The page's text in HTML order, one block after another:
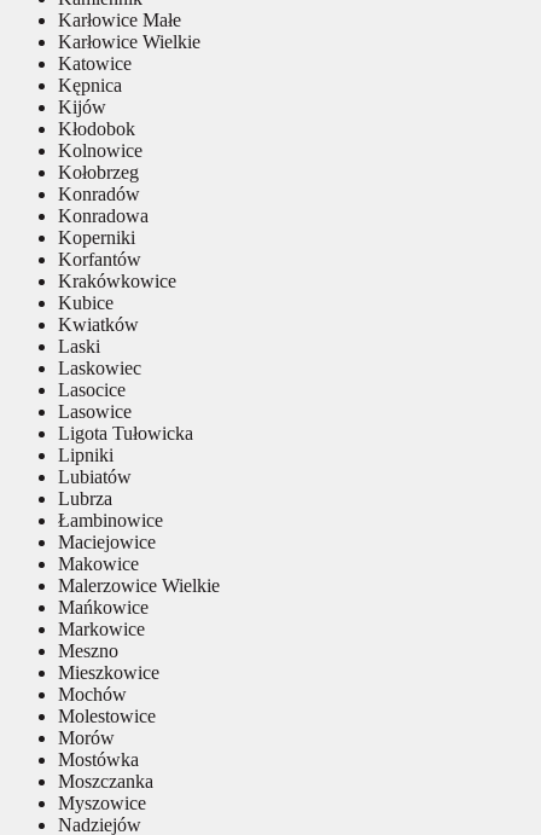
Karłowice Małe
Karłowice Wielkie
Katowice
Kępnica
Kijów
Kłodobok
Kolnowice
Kołobrzeg
Konradów
Konradowa
Koperniki
Korfantów
Krakówkowice
Kubice
Kwiatków
Laski
Laskowiec
Lasocice
Lasowice
Ligota Tułowicka
Lipniki
Lubiatów
Lubrza
Łambinowice
Maciejowice
Makowice
Malerzowice Wielkie
Mańkowice
Markowice
Meszno
Mieszkowice
Mochów
Molestowice
Morów
Mostówka
Moszczanka
Myszowice
Nadziejów